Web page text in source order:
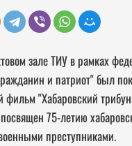
зале ТИУ в рамках
и патриот" был
фильм "Хабаровский
75-летию
преступниками.